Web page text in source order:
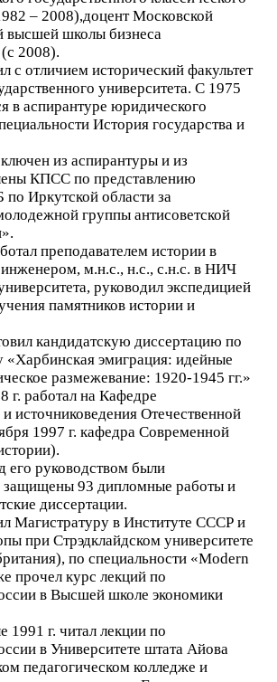
– 2008),доцент Московской
высшей школы бизнеса
2008).
с отличием исторический факультет
университета. С 1975
в аспирантуре юридического
История государства и
из аспирантуры и из
КПСС по представлению
Иркутской области за
группы антисоветской
преподавателем истории в
м.н.с., н.с., с.н.с. в НИЧ
руководил экспедицией
памятников истории и
кандидатскую диссертацию по
«Харбинская эмиграция: идейные
размежевание: 1920-1945 гг.»
г. работал на Кафедре
источниковедения Отечественной
1997 г. кафедра Современной
его руководством были
защищены 93 дипломные работы и
диссертации.
Магистратуру в Институте СССР и
при Стрэдклайдском университете
по специальности «Modern
прочел курс лекций по
в Высшей школе экономики
1991 г. читал лекции по
в Университете штата Айова
педагогическом колледже и